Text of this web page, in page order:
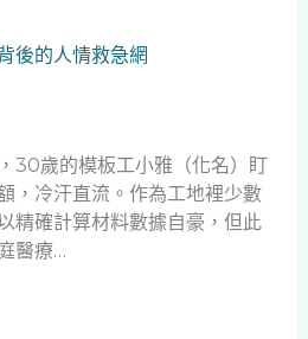
後的人情救急網
30歲的模板工小雅（化名）盯
，冷汗直流。作為工地裡少數
精確計算材料數據自豪，但此
醫療…